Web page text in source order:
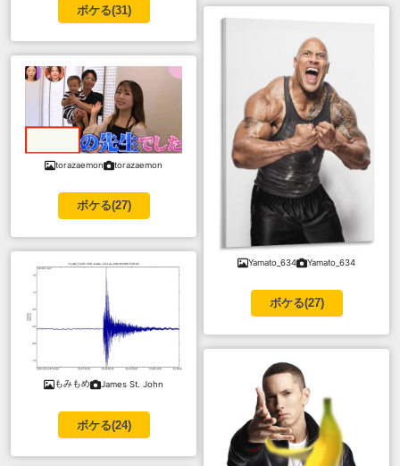
ボケる(31)
torazaemon torazaemon
ボケる(27)
もみもめ James St. John
ボケる(24)
Yamato_634 Yamato_634
ボケる(27)